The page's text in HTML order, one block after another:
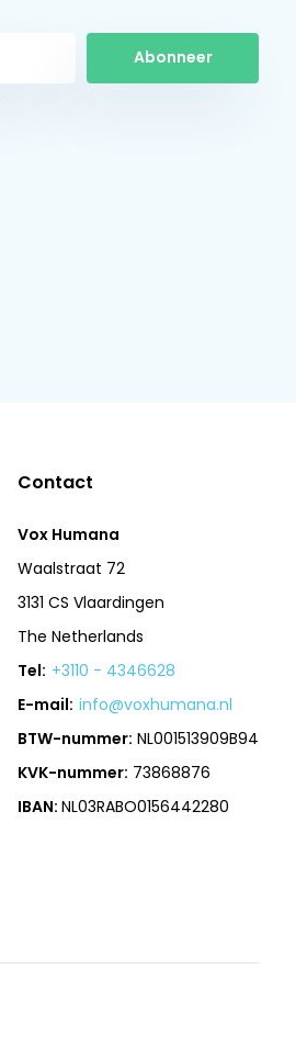
Abonneer
Contact
Vox Humana
Waalstraat 72
3131 CS Vlaardingen
The Netherlands
Tel: +3110 - 4346628
E-mail: info@voxhumana.nl
BTW-nummer: NL001513909B94
KVK-nummer: 73868876
IBAN:NL03RABO0156442280